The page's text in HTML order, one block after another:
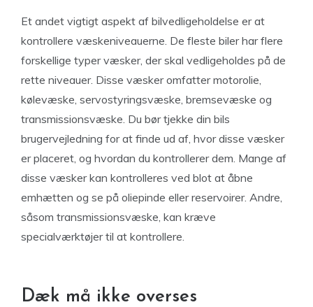
Et andet vigtigt aspekt af bilvedligeholdelse er at
kontrollere væskeniveauerne. De fleste biler har flere
forskellige typer væsker, der skal vedligeholdes på de
rette niveauer. Disse væsker omfatter motorolie,
kølevæske, servostyringsvæske, bremsevæske og
transmissionsvæske. Du bør tjekke din bils
brugervejledning for at finde ud af, hvor disse væsker
er placeret, og hvordan du kontrollerer dem. Mange af
disse væsker kan kontrolleres ved blot at åbne
emhætten og se på oliepinde eller reservoirer. Andre,
såsom transmissionsvæske, kan kræve
specialværktøjer til at kontrollere.
Dæk må ikke overses